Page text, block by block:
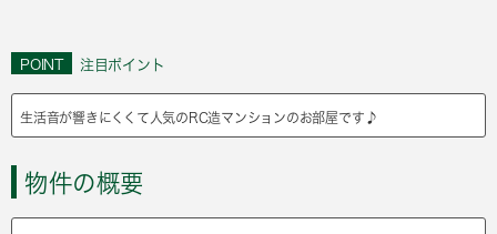
POINT 注目ポイント
生活音が響きにくくて人気のRC造マンションのお部屋です♪
物件の概要